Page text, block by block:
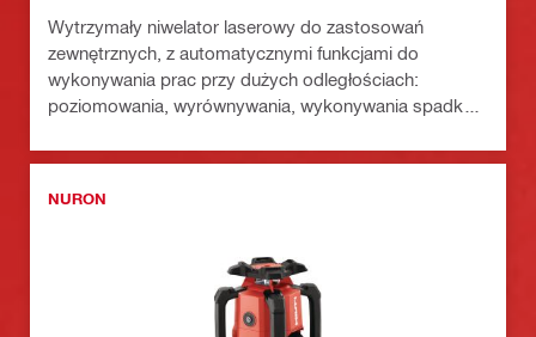
Wytrzymały niwelator laserowy do zastosowań
zewnętrznych, z automatycznymi funkcjami do
wykonywania prac przy dużych odległościach:
poziomowania, wyrównywania, wykonywania spadków
akumulatorowa Nuron)
NURON